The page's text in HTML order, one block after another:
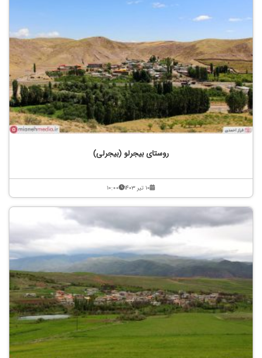
روستای بیجرلو (بیجرلی)
۱۰ تیر ۱۴۰۳ ۱۰:۰۰